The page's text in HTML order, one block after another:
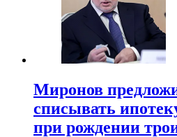
Миронов
списывать
при рождении